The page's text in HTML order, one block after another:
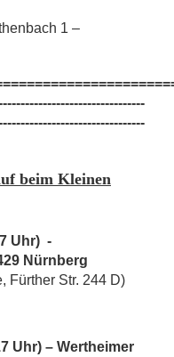
1 –
beim Kleinen
Uhr) -
Nürnberg
Fürther Str. 244 D)
Uhr) – Wertheimer